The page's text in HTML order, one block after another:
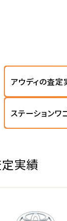
アウディの査定
ステーション
実績